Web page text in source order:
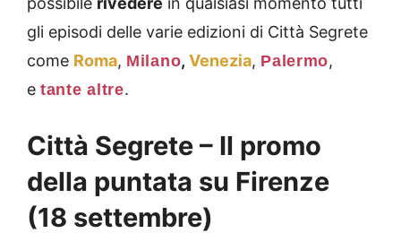
gli episodi delle varie edizioni di Città Segrete
come Roma, Milano,Venezia, Palermo,
e tante altre.
Città Segrete – Il promo
della puntata su Firenze
(18 settembre)